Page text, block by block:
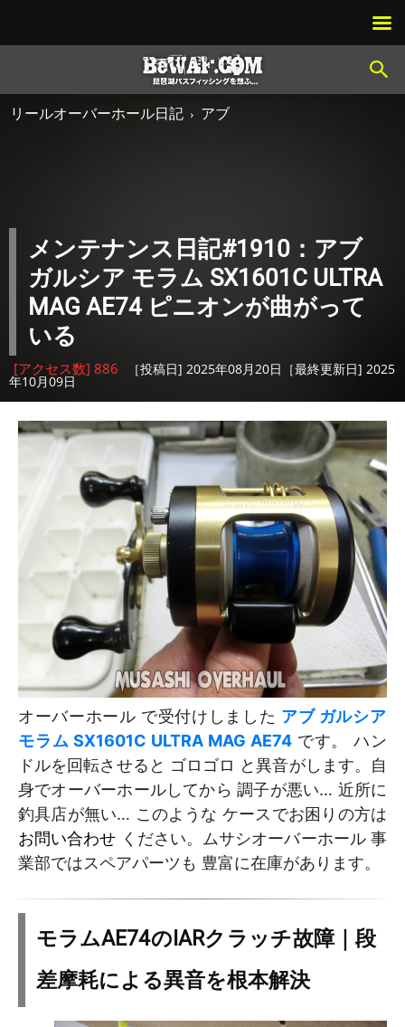
リールオーバーホール日記 アブ
メンテナンス日記#1910：アブ
ガルシア モラム SX1601C ULTRA
MAG AE74 ピニオンが曲がって
いる
[アクセス数] 886 ［投稿日] 2025年08月20日［最終更新日] 2025
年10月09日
オーバーホール で受付けしました アブ ガルシア
モラム SX1601C ULTRA MAG AE74です。 ハン
ドルを回転させると ゴロゴロ と異音がします。自
身でオーバーホールしてから 調子が悪い… 近所に
釣具店が無い… このような ケースでお困りの方は
お問い合わせ ください。ムサシオーバーホール 事
業部ではスペアパーツも 豊富に在庫があります。
モラムAE74のIARクラッチ故障｜段
差摩耗による異音を根本解決